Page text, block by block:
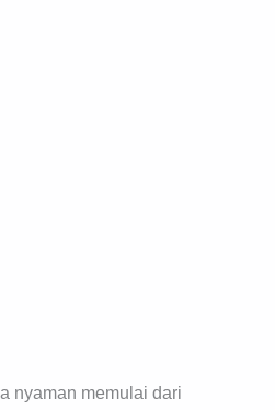
nyaman memulai dari